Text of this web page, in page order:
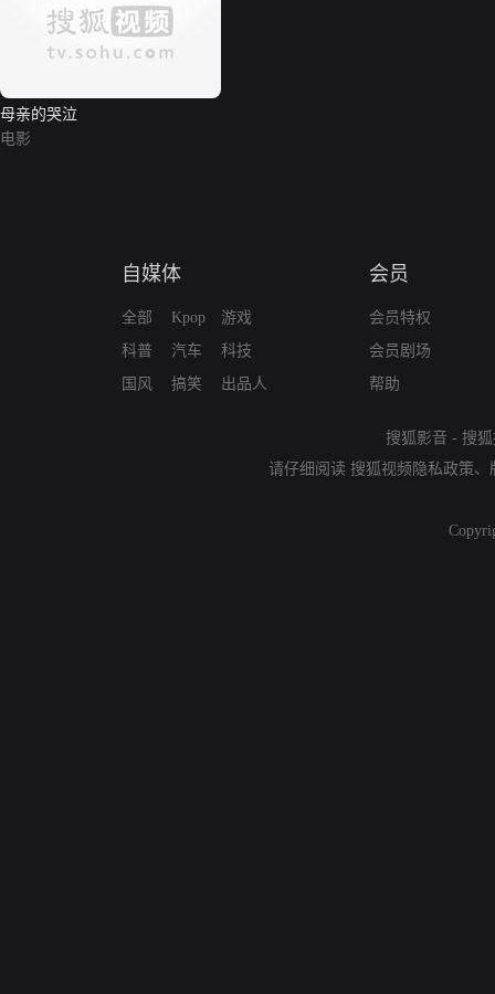
母亲的哭泣
电影
自媒体
全部
科普
国风
Kpop
汽车
搞笑
游戏
科技
出品人
会员
会员特权
会员剧场
帮助
搜狐影音 - 搜
请仔细阅读 搜狐视频隐私政策、